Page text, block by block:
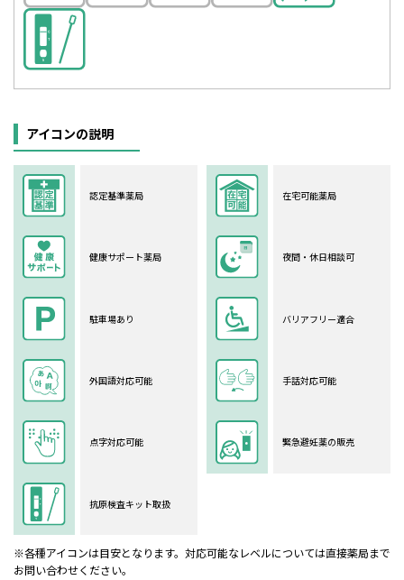
アイコンの説明
認定基準薬局 在宅可能薬局
健康サポート薬局 夜間・休日相談可
駐車場あり バリアフリー適合
外国語対応可能 手話対応可能
点字対応可能 緊急避妊薬の販売
抗原検査キット取扱
※各種アイコンは目安となります。対応可能なレベルについては直接薬局まで
お問い合わせください。